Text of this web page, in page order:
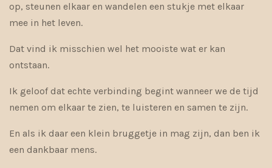
op, steunen elkaar en wandelen een stukje met elkaar
mee in het leven.
Dat vind ik misschien wel het mooiste wat er kan
ontstaan.
Ik geloof dat echte verbinding begint wanneer we de tijd
nemen om elkaar te zien, te luisteren en samen te zijn.
En als ik daar een klein bruggetje in mag zijn, dan ben ik
een dankbaar mens.